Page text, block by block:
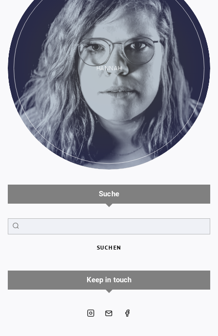
HANNAH
Suche
SUCHEN
Keep in touch